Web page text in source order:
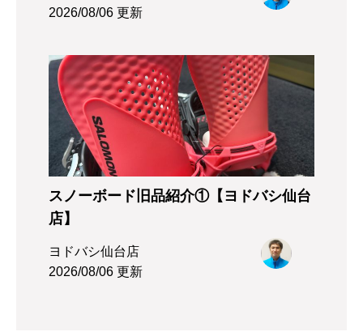
2026/08/06 更新
スノーボード旧品紹介①【ヨドバシ仙台
店】
ヨドバシ仙台店
2026/08/06 更新